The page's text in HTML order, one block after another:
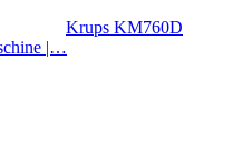
Krups KM760D
|…